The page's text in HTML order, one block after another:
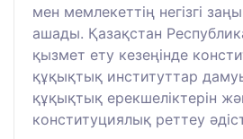
мен мемлекеттің негізгі заңы
ашады. Қазақстан
қызмет ету кезеңінде
құқықтық институттар
құқықтық ерекшеліктерін
конституциялық реттеу